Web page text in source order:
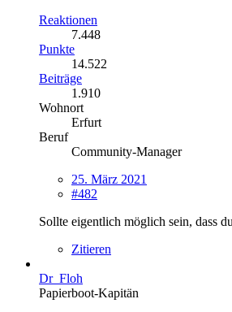
Reaktionen
7.448
Punkte
14.522
Beiträge
1.910
Wohnort
Erfurt
Beruf
Community-Manager
25. März 2021
#482
Sollte eigentlich möglich sein, dass
Zitieren
Dr_Floh
Papierboot-Kapitän